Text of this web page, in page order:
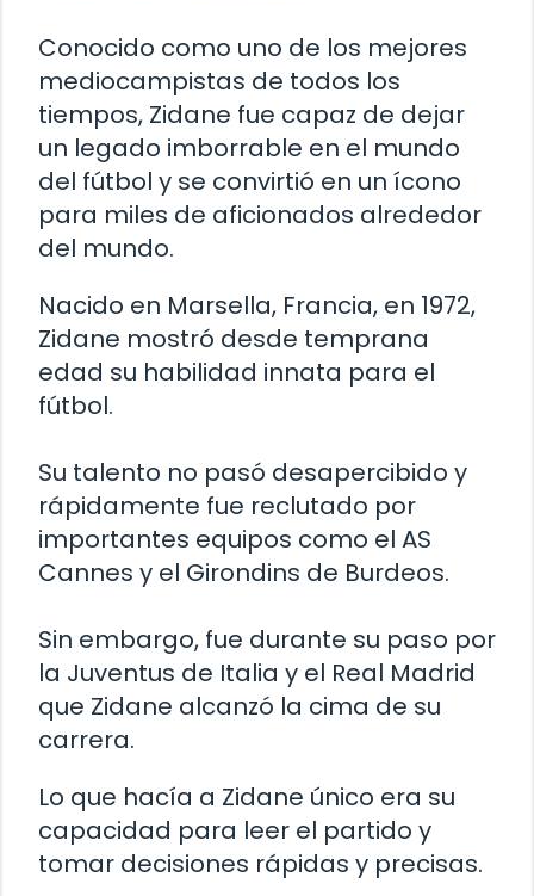
Conocido como uno de los mejores
mediocampistas de todos los
tiempos, Zidane fue capaz de dejar
un legado imborrable en el mundo
del fútbol y se convirtió en un ícono
para miles de aficionados alrededor
del mundo.
Nacido en Marsella, Francia, en 1972,
Zidane mostró desde temprana
edad su habilidad innata para el
fútbol.
Su talento no pasó desapercibido y
rápidamente fue reclutado por
importantes equipos como el AS
Cannes y el Girondins de Burdeos.
Sin embargo, fue durante su paso por
la Juventus de Italia y el Real Madrid
que Zidane alcanzó la cima de su
carrera.
Lo que hacía a Zidane único era su
capacidad para leer el partido y
tomar decisiones rápidas y precisas.